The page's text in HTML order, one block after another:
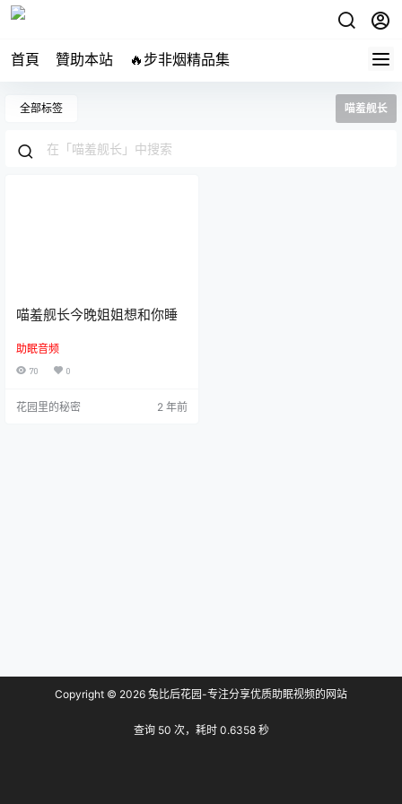
首頁 贊助本站 🔥步非烟精品集
全部标签 喵羞舰长
喵羞舰长今晚姐姐想和你睡
助眠音频
70 0
花园里的秘密 2 年前
Copyright © 2026 兔比后花园-专注分享优质助眠视频的网站
查询 50 次，耗时 0.6358 秒